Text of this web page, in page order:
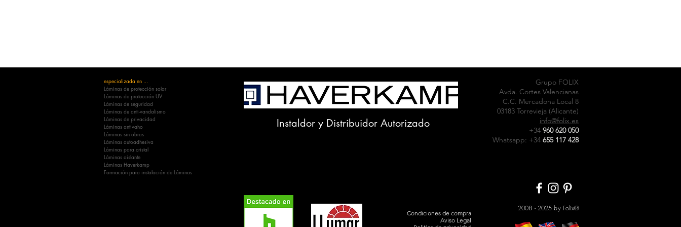
especializada en ...
Láminas de protección solar
Láminas de protección UV
Láminas de seguridad
Láminas de anti-vandalismo
Láminas de privacidad
Láminas antivaho
Láminas sin obras
Láminas autoadhesiva
Láminas para cristal
Láminas aislante
Láminas Haverkamp
Formación para instalación de Láminas
Instaldor y Distribuidor Autorizado
Grupo FOLIX
Avda. Cortes Valencianas
C.C. Mercadona Local 8
03183 Torrevieja (Alicante)
info@folix.es
+34 960 620 050
Whatsapp: +34 655 117 428
Condiciones de compra
Aviso Legal
2008 - 2025 by Folix®